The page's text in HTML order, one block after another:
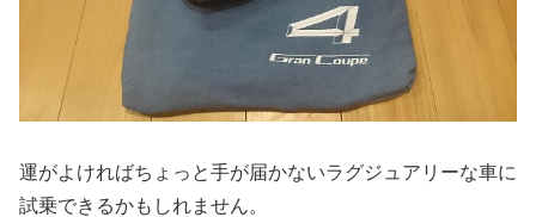
運がよければちょっと手が届かないラグジュアリーな車に
試乗できるかもしれません。